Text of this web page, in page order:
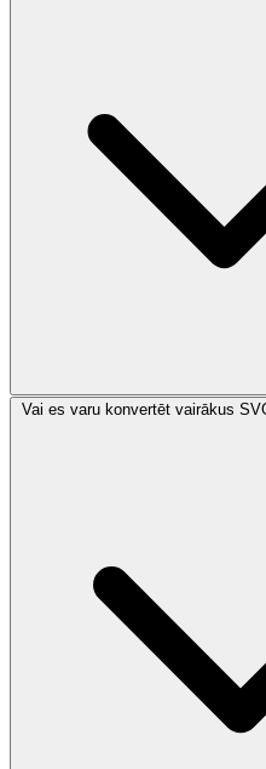
Vai es varu konvertēt vairākus